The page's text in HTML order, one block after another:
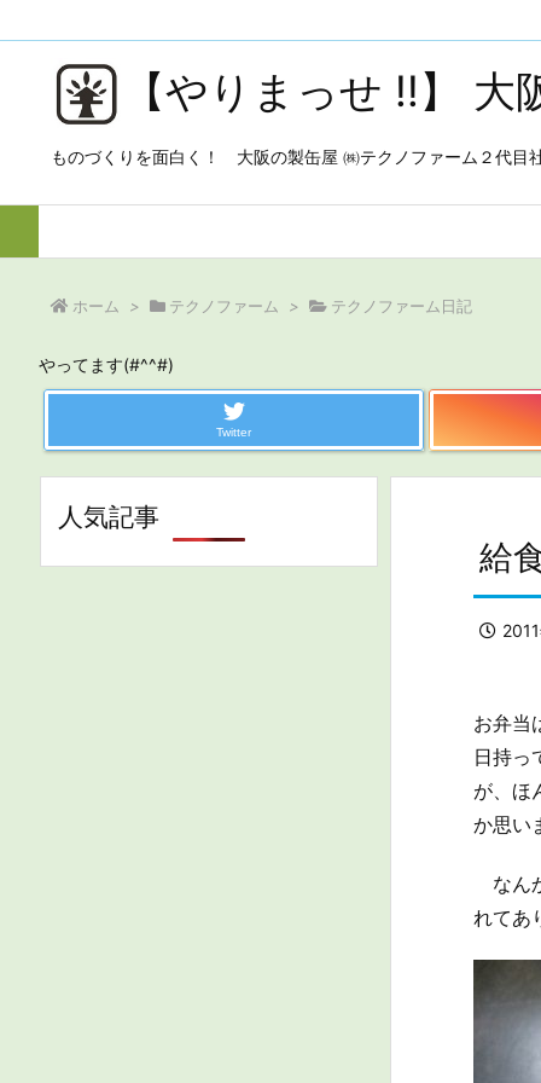
【やりまっせ !!】
ものづくりを面白く！ 大阪の製缶屋 ㈱テクノファーム２代目
ホーム > テクノファーム > テクノファーム日記
やってます(#^^#)
Twitter
給
お弁当
日持っ
が、ほ
か思い
なん
れてあ
人気記事